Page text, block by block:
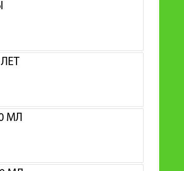
МЛ